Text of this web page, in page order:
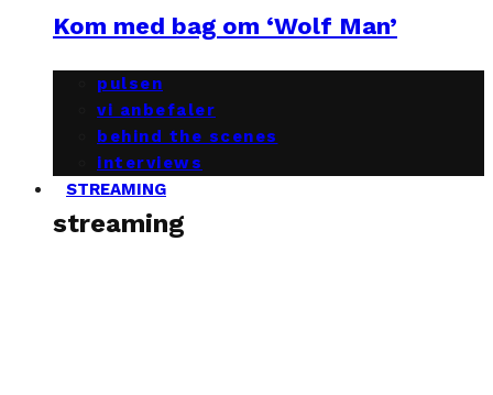
Kom med bag om ‘Wolf Man’
pulsen
vi anbefaler
behind the scenes
interviews
STREAMING
streaming